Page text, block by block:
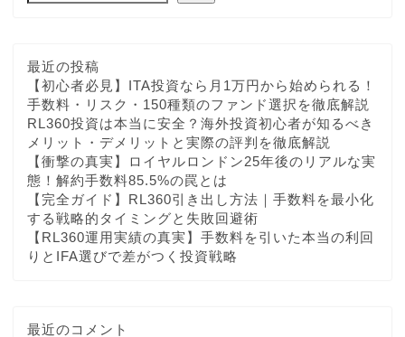
最近の投稿
【初心者必見】ITA投資なら月1万円から始められる！
手数料・リスク・150種類のファンド選択を徹底解説
RL360投資は本当に安全？海外投資初心者が知るべき
メリット・デメリットと実際の評判を徹底解説
【衝撃の真実】ロイヤルロンドン25年後のリアルな実
態！解約手数料85.5%の罠とは
【完全ガイド】RL360引き出し方法｜手数料を最小化
する戦略的タイミングと失敗回避術
【RL360運用実績の真実】手数料を引いた本当の利回
りとIFA選びで差がつく投資戦略
最近のコメント